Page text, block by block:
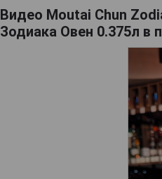
Видео Moutai Chun
Зодиака Овен 0.375л в